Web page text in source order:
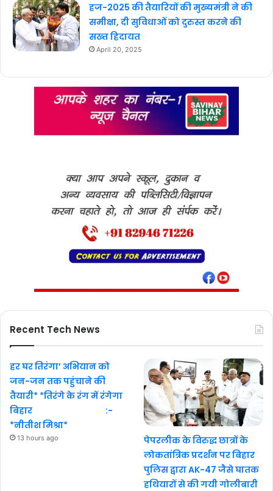
हज-2025 की तैयारियों की मुख्यमंत्री ने की
समीक्षा, दी सुविधाओं को दुरुस्त करने की
सख्त हिदायत
April 20, 2025
Recent Tech News
हर घर तिरंगा’ अभियान को
जन-जन तक पहुंचाने की
तैयारी* *तिरंगे के रंग में रंगेगा
बिहार :-
*नीतीश मिश्रा*
13 hours ago
पेपरलीक के विरुद्ध छात्रों के
लोकतांत्रिक प्रदर्शन पर बिहार
पुलिस द्वारा AK-47 जैसे घातक
हथियारों से की गयी गोलीबारी